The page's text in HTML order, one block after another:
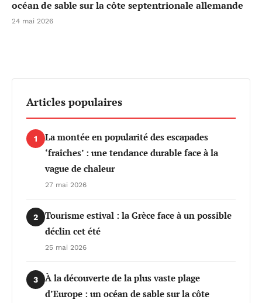
océan de sable sur la côte septentrionale allemande
24 mai 2026
Articles populaires
1
La montée en popularité des escapades
‘fraîches’ : une tendance durable face à la
vague de chaleur
27 mai 2026
2
Tourisme estival : la Grèce face à un possible
déclin cet été
25 mai 2026
3
À la découverte de la plus vaste plage
d’Europe : un océan de sable sur la côte